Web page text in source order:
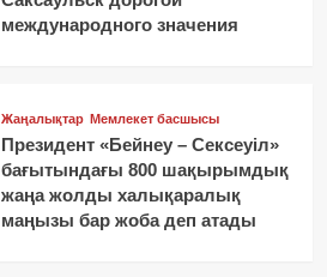
международного значения
Жаңалықтар Мемлекет басшысы
Президент «Бейнеу – Сексеуіл»
бағытындағы 800 шақырымдық
жаңа жолды халықаралық
маңызы бар жоба деп атады